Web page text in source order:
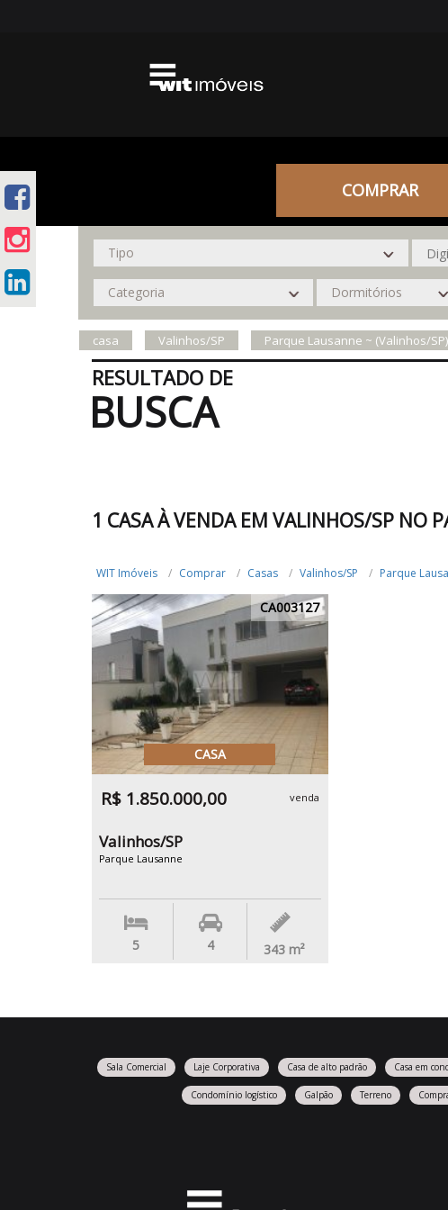
COMPRAR
casa Valinhos/SP Parque Lausanne ~ (Valinhos/SP)
RESULTADO DE
BUSCA
1 CASA À VENDA EM VALINHOS/SP NO
WIT Imóveis Comprar Casas Valinhos/SP Parque
CA003127
CASA
R$ 1.850.000,00 venda
Valinhos/SP
Parque Lausanne
5 4 343 m²
Sala Comercial Laje Corporativa Casa de alto padrão Casa em
Condomínio logístico Galpão Terreno